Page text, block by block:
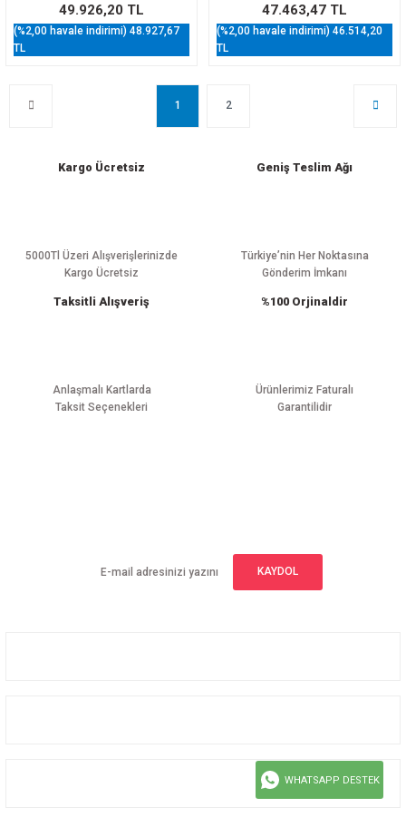
49.926,20 TL
(%2,00 havale indirimi) 48.927,67
TL
47.463,47 TL
(%2,00 havale indirimi) 46.514,20
TL
1 2
Kargo Ücretsiz
5000Tl Üzeri Alışverişlerinizde
Kargo Ücretsiz
Geniş Teslim Ağı
Türkiye’nin Her Noktasına
Gönderim İmkanı
Taksitli Alışveriş
Anlaşmalı Kartlarda
Taksit Seçenekleri
%100 Orjinaldir
Ürünlerimiz Faturalı
Garantilidir
KAYDOL
WHATSAPP DESTEK